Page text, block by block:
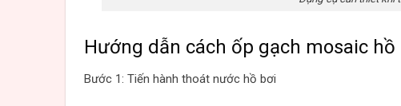
Hướng dẫn cách ốp gạch mosaic
Bước 1: Tiến hành thoát nước hồ bơi